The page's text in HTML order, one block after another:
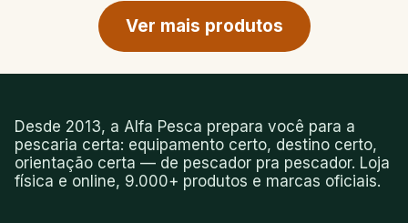
Ver mais produtos
Desde 2013, a Alfa Pesca prepara você para a
pescaria certa: equipamento certo, destino certo,
orientação certa — de pescador pra pescador. Loja
física e online, 9.000+ produtos e marcas oficiais.